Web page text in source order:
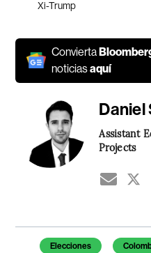
Xi-Trump
Convierta
noticiasaquí
Daniel
Assistant
Projects
Temas de este artículo
Elecciones